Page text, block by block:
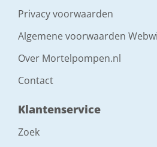
Privacy voorwaarden
Algemene voorwaarden
Over Mortelpompen.nl
Contact
Klantenservice
Zoek